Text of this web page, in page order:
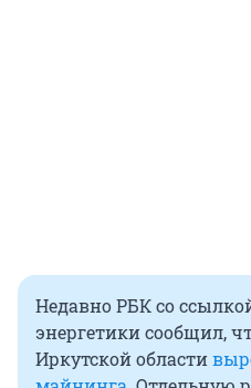
Недавно РБК со
энергетики сообщил,
Иркутской области